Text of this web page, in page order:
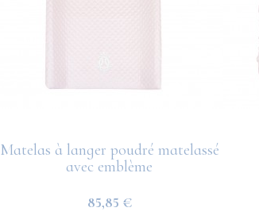
Matelas à langer poudré matelassé
avec emblème
85,85 €